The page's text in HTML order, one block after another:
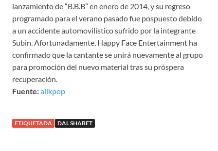
lanzamiento de “B.B.B” en enero de 2014, y su regreso
programado para el verano pasado fue pospuesto debido
a un accidente automovilístico sufrido por la integrante
Subin. Afortunadamente, Happy Face Entertainment ha
confirmado que la cantante se unirá nuevamente al grupo
para promoción del nuevo material tras su próspera
recuperación.
Fuente:allkpop
ETIQUETADA DAL SHABET